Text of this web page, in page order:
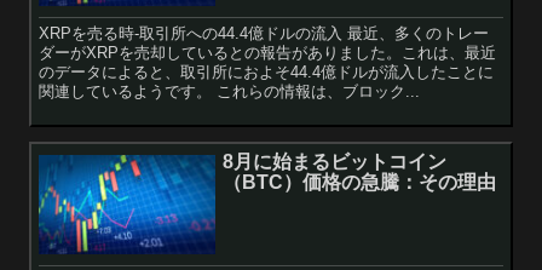
XRPを売る時-取引所への44.4億ドルの流入 最近、多くのトレー
ダーがXRPを売却しているとの報告がありました。これは、最近
のデータによると、取引所におよそ44.4億ドルが流入したことに
関連しているようです。 これらの情報は、ブロック...
8月に始まるビットコイン
（BTC）価格の急騰：その理由